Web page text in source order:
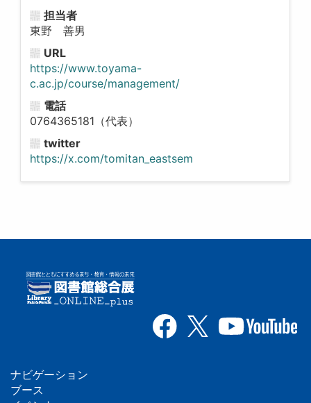
担当者
東野 善男
URL
https://www.toyama-
c.ac.jp/course/management/
電話
0764365181（代表）
twitter
https://x.com/tomitan_eastsem
フ
ナビゲーション
ブース